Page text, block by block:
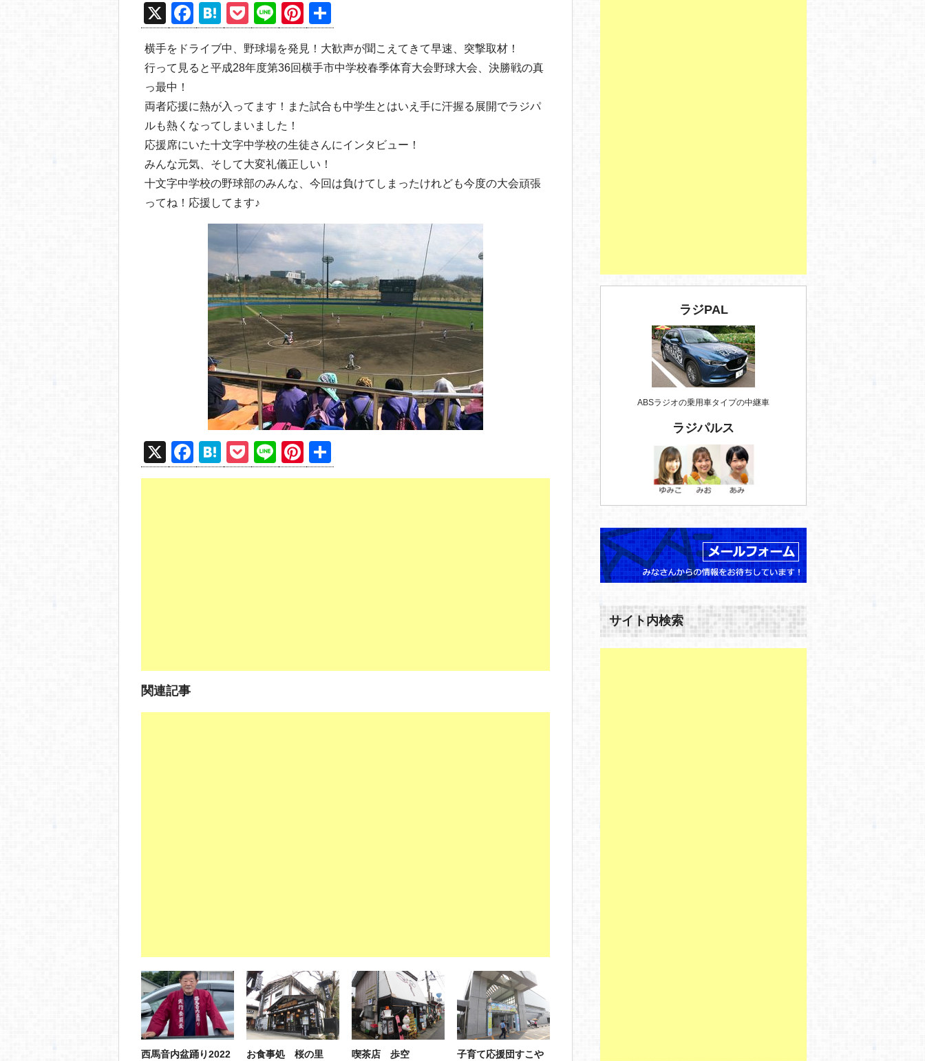
X
F
a
c
e
b
o
o
k
H
at
e
n
a
P
o
ck
et
Li
n
e
Pi
nt
er
e
st
有
横手をドライブ中、野球場を発見！大歓声が聞こえてきて早速、突撃取材！
行って見ると平成28年度第36回横手市中学校春季体育大会野球大会、決勝戦の真
っ最中！
両者応援に熱が入ってます！また試合も中学生とはいえ手に汗握る展開でラジパ
ルも熱くなってしまいました！
応援席にいた十文字中学校の生徒さんにインタビュー！
みんな元気、そして大変礼儀正しい！
十文字中学校の野球部のみんな、今回は負けてしまったけれども今度の大会頑張
ってね！応援してます♪
X
F
a
H
at
P
o
Li
n
Pi
nt 有
関連記事
西馬音内盆踊り2022 お食事処 桜の里 喫茶店 歩空
子育て応援団すこや
ラジPAL
ABSラジオの乗用車タイプの中継車
ラジパルス
サイト内検索